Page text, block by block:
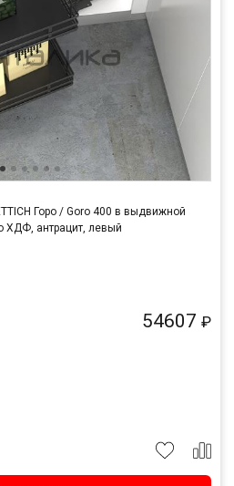
Горо / Goro 400 в выдвижной
ХДФ, антрацит, левый
54607 ₽